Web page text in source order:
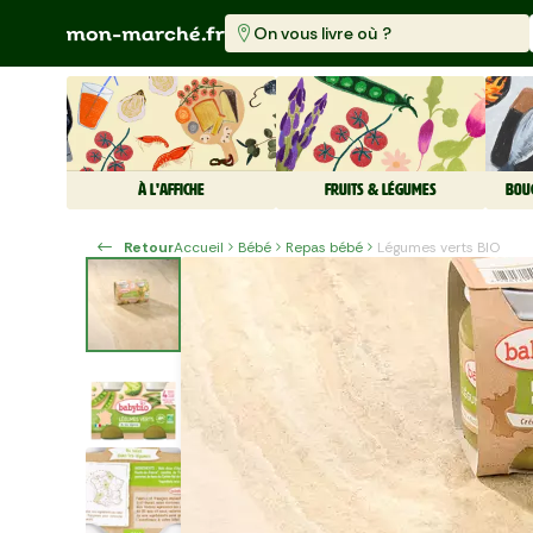
On vous livre où ?
À L'AFFICHE FRUITS & LÉGUMES
RetourAccueil Bébé Repas bébé Légumes verts BIO